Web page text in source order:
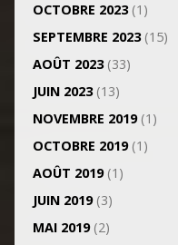
OCTOBRE 2023(1)
SEPTEMBRE 2023(15)
AOÛT 2023(33)
JUIN 2023(13)
NOVEMBRE 2019(1)
OCTOBRE 2019(1)
AOÛT 2019(1)
JUIN 2019(3)
MAI 2019(2)